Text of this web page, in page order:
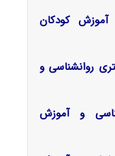
کودکان
روانشناسی و
و آموزش